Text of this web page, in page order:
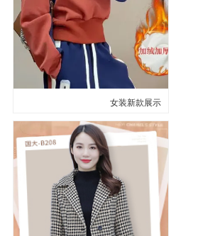
女装新款展示